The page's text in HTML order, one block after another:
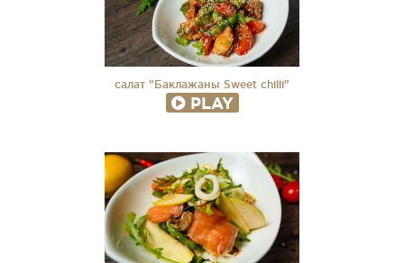
салат "Баклажаны Sweet chilli"
PLAY